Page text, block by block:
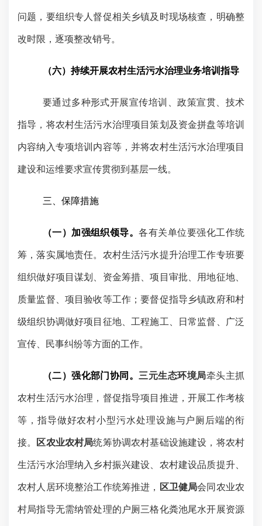
问题，要组织专人督促相关乡镇及时现场核查，明确整
改时限，逐项整改销号。
（六）持续开展农村生活污水治理业务培训指导
要通过多种形式开展宣传培训、政策宣贯、技术
指导，将农村生活污水治理项目策划及资金拼盘等培训
内容纳入专项培训内容等，并将农村生活污水治理项目
建设和运维要求宣传贯彻到基层一线。
三、保障措施
（一）加强组织领导。各有关单位要强化工作统
筹，落实属地责任。农村生活污水提升治理工作专班要
组织做好项目谋划、资金筹措、项目审批、用地征地、
质量监督、项目验收等工作；要督促指导乡镇政府和村
级组织协调做好项目征地、工程施工、日常监督、广泛
宣传、民事纠纷等方面的工作。
（二）强化部门协同。 三元生态环境局牵头主抓
农村生活污水治理，督促指导项目推进，开展工作考核
等，指导做好农村小型污水处理设施与户厕后端的衔
接。 区农业农村局统筹协调农村基础设施建设，将农村
生活污水治理纳入乡村振兴建设、农村建设品质提升、
农村人居环境整治工作统筹推进， 区卫健局会同农业农
村局指导无需纳管处理的户厕三格化粪池尾水开展资源